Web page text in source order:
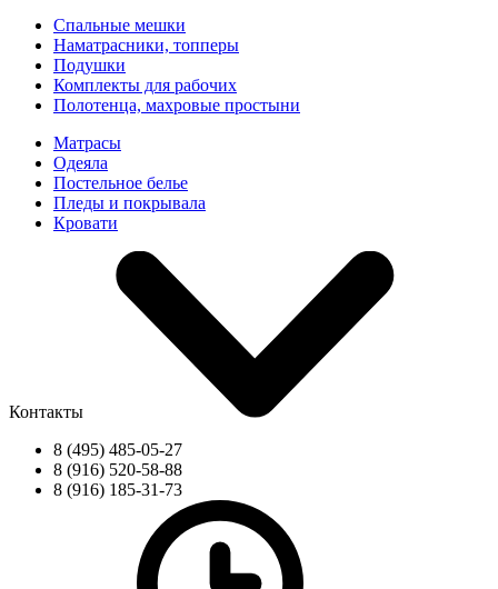
Спальные мешки
Наматрасники, топперы
Подушки
Комплекты для рабочих
Полотенца, махровые простыни
Матрасы
Одеяла
Постельное белье
Пледы и покрывала
Кровати
Контакты
8 (495) 485-05-27
8 (916) 520-58-88
8 (916) 185-31-73